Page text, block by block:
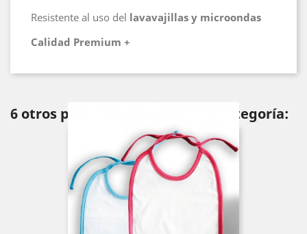
Resistente al uso del lavavajillas y microondas
Calidad Premium +
6 otros productos en la misma categoría: